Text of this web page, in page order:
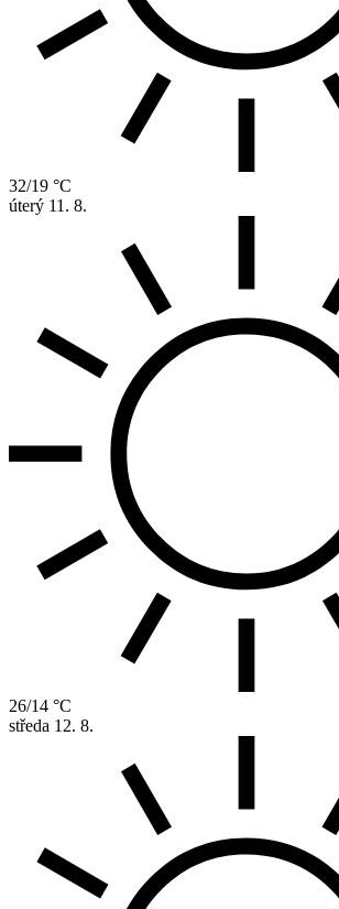
32/19 °C
úterý 11. 8.
26/14 °C
středa 12. 8.